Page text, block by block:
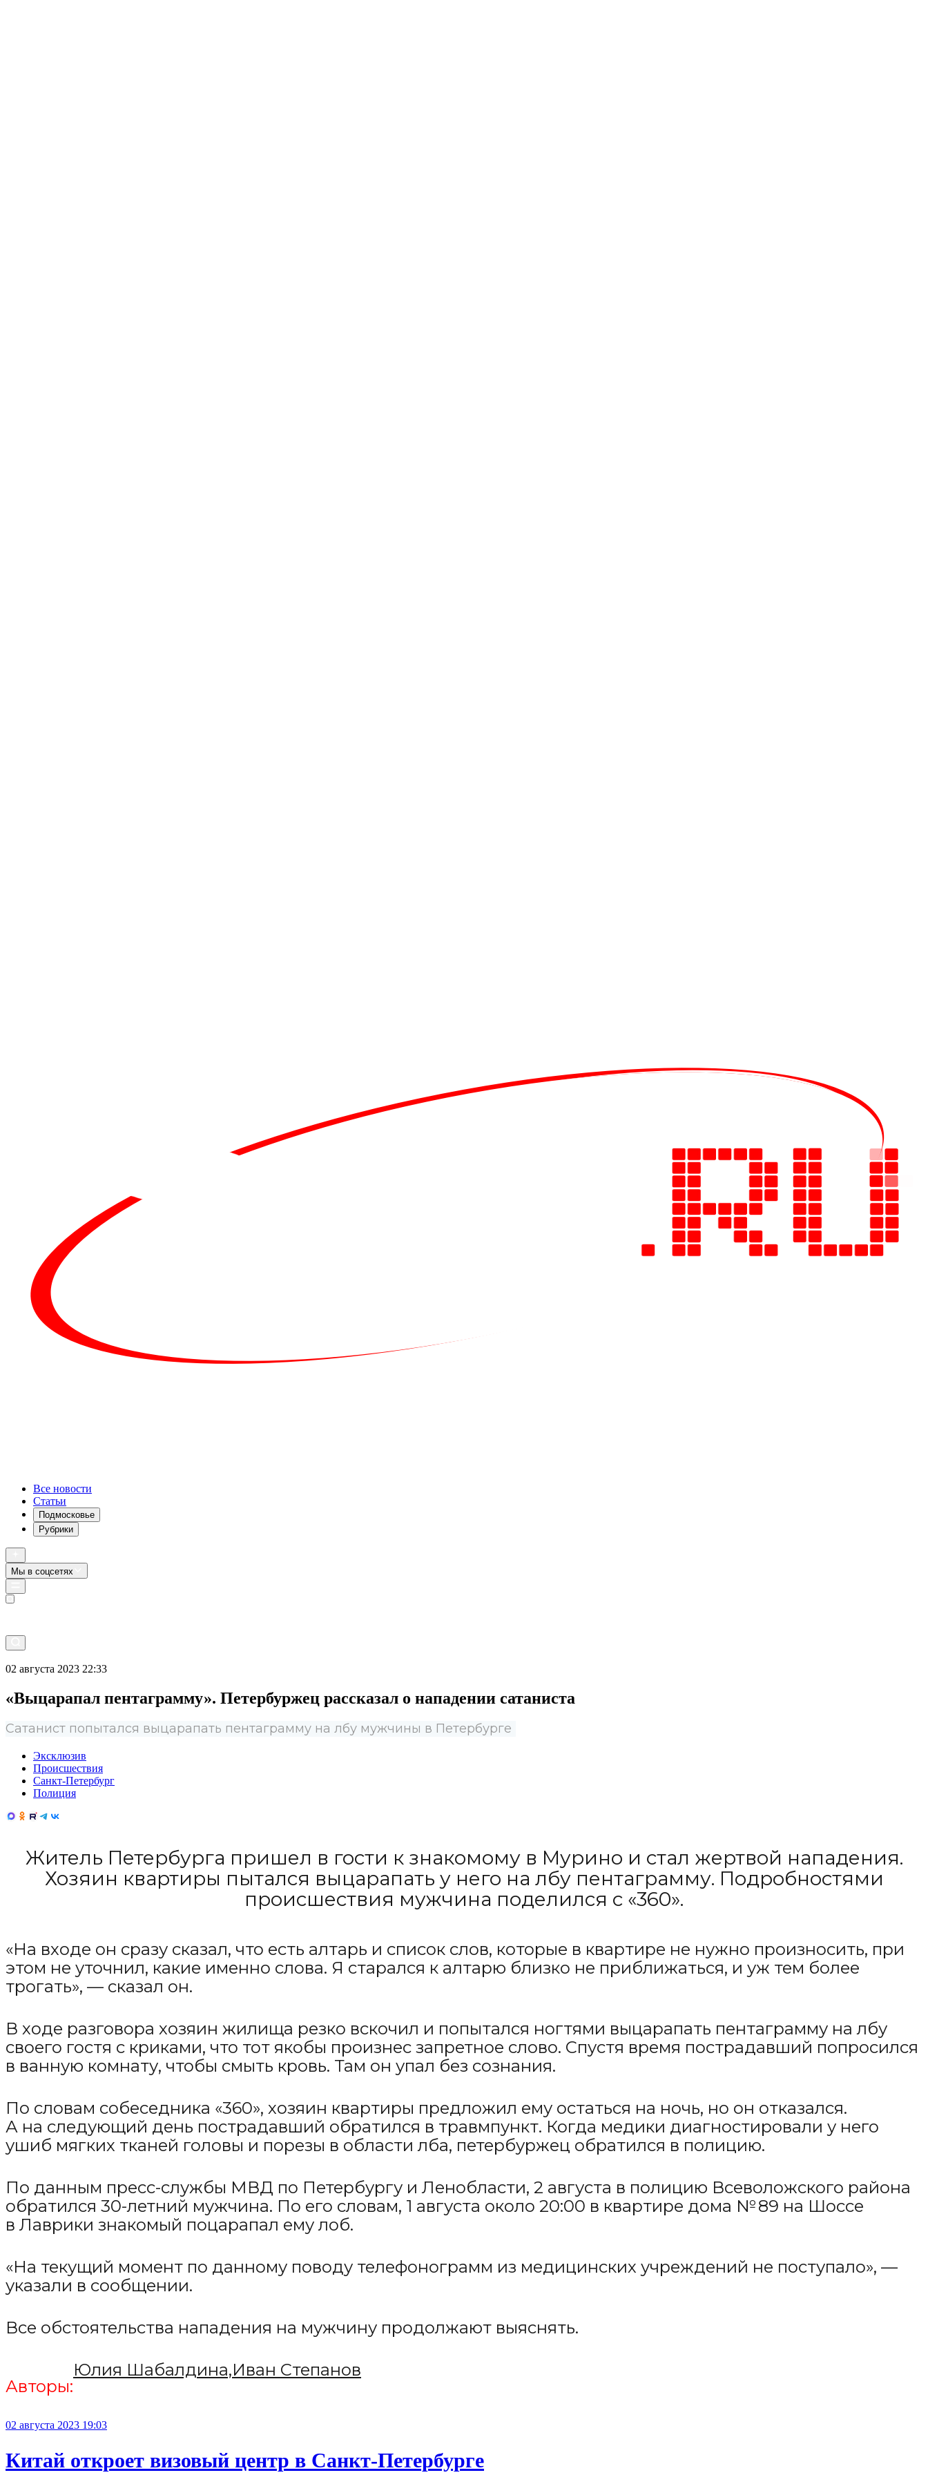
Все новости
Статьи
Подмосковье
Рубрики
Мы в соцсетях
02 августа 2023 22:33
«Выцарапал пентаграмму». Петербуржец рассказал о нападении сатаниста
Сатанист попытался выцарапать пентаграмму на лбу мужчины в Петербурге
Эксклюзив
Происшествия
Санкт-Петербург
Полиция
Житель Петербурга пришел в гости к знакомому в Мурино и стал жертвой нападения.
Хозяин квартиры пытался выцарапать у него на лбу пентаграмму. Подробностями
происшествия мужчина поделился с «360».
«На входе он сразу сказал, что есть алтарь и список слов, которые в квартире не нужно произносить, при
этом не уточнил, какие именно слова. Я старался к алтарю близко не приближаться, и уж тем более
трогать», — сказал он.
В ходе разговора хозяин жилища резко вскочил и попытался ногтями выцарапать пентаграмму на лбу
своего гостя с криками, что тот якобы произнес запретное слово. Спустя время пострадавший попросился
в ванную комнату, чтобы смыть кровь. Там он упал без сознания.
По словам собеседника «360», хозяин квартиры предложил ему остаться на ночь, но он отказался.
А на следующий день пострадавший обратился в травмпункт. Когда медики диагностировали у него
ушиб мягких тканей головы и порезы в области лба, петербуржец обратился в полицию.
По данным пресс-службы МВД по Петербургу и Ленобласти, 2 августа в полицию Всеволожского района
обратился 30-летний мужчина. По его словам, 1 августа около 20:00 в квартире дома № 89 на Шоссе
в Лаврики знакомый поцарапал ему лоб.
«На текущий момент по данному поводу телефонограмм из медицинских учреждений не поступало», —
указали в сообщении.
Все обстоятельства нападения на мужчину продолжают выяснять.
Авторы:
Юлия Шабалдина,Иван Степанов
02 августа 2023 19:03
Китай откроет визовый центр в Санкт-Петербурге